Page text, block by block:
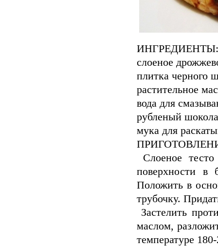
ИНГРЕДИЕНТЫ:
слоеное
плитка черного
растительное
вода для
рубленый
мука для
Слоеное
поверхности в
Положить в
трубочку.
Застелить
маслом,
температуре